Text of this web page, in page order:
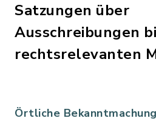
Satzungen über
Ausschreibungen
rechtsrelevanten
Örtliche